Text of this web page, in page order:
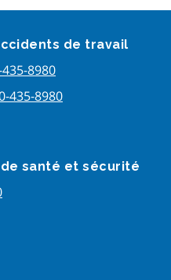
de travail
8980
435-8980
san​té et sécurité